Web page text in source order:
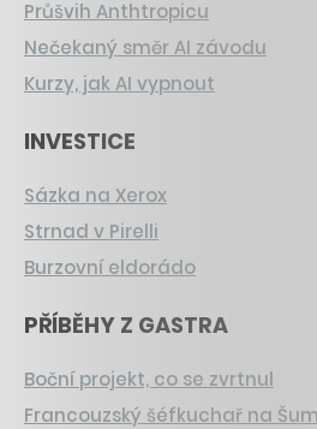
Průšvih Anthtropicu
Nečekaný směr AI závodu
Kurzy, jak AI vypnout
INVESTICE
Sázka na Xerox
Strnad v Pirelli
Burzovní eldorádo
PŘÍBĚHY Z GASTRA
Boční projekt, co se zvrtnul
Francouzský šéfkuchař na